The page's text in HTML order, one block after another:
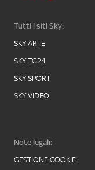
Tutti i siti Sky:
SKY ARTE
SKY TG24
SKY SPORT
SKY VIDEO
Note legali:
GESTIONE COOKIE